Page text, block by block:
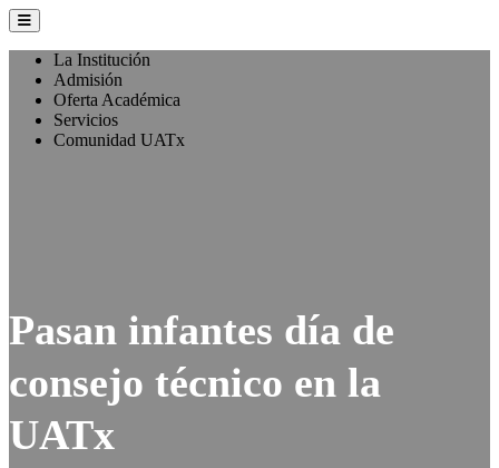
La Institución
Admisión
Oferta Académica
Servicios
Comunidad UATx
Pasan infantes día de
consejo técnico en la
UATx